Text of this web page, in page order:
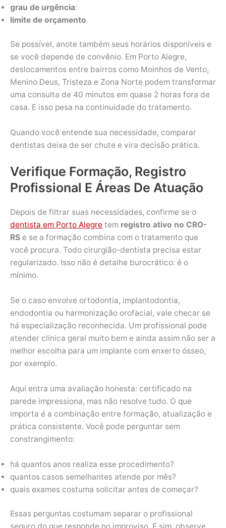
grau de urgência:
limite de orçamento.
Se possível, anote também seus horários disponíveis e
se você depende de convênio. Em Porto Alegre,
deslocamentos entre bairros como Moinhos de Vento,
Menino Deus, Tristeza e Zona Norte podem transformar
uma consulta de 40 minutos em quase 2 horas fora de
casa. E isso pesa na continuidade do tratamento.
Quando você entende sua necessidade, comparar
dentistas deixa de ser chute e vira decisão prática.
Verifique Formação, Registro
Profissional E Áreas De Atuação
Depois de filtrar suas necessidades, confirme se o
dentista em Porto Alegre tem registro ativo no CRO-
RS e se a formação combina com o tratamento que
você procura. Todo cirurgião-dentista precisa estar
regularizado. Isso não é detalhe burocrático: é o
mínimo.
Se o caso envolve ortodontia, implantodontia,
endodontia ou harmonização orofacial, vale checar se
há especialização reconhecida. Um profissional pode
atender clínica geral muito bem e ainda assim não ser a
melhor escolha para um implante com enxerto ósseo,
por exemplo.
Aqui entra uma avaliação honesta: certificado na
parede impressiona, mas não resolve tudo. O que
importa é a combinação entre formação, atualização e
prática consistente. Você pode perguntar sem
constrangimento:
há quantos anos realiza esse procedimento?
quantos casos semelhantes atende por mês?
quais exames costuma solicitar antes de começar?
Essas perguntas costumam separar o profissional